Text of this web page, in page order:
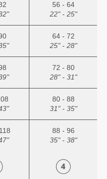
56 - 64
22" - 25"
64 - 72
25" - 28"
72 - 80
28" - 31"
80 - 88
31" - 35"
88 - 96
35" - 38"